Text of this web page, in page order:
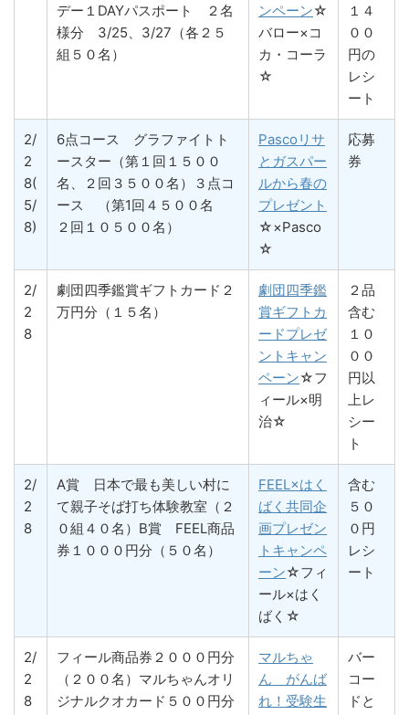
デー１DAYパスポート ２名
様分 3/25、3/27（各２５
組５０名）
ンペーン☆
バロー×コ
カ・コーラ
☆
１４
００
円の
レシ
ート
2/
2
8(
5/
8)
6点コース グラファイトト
ースター（第１回１５００
名、２回３５００名）３点コ
ース （第1回４５００名
２回１０５００名）
Pascoリサ
とガスパー
ルから春の
プレゼント
☆×Pasco
☆
応募
券
2/
2
8
劇団四季鑑賞ギフトカード２
万円分（１５名）
劇団四季鑑
賞ギフトカ
ードプレゼ
ントキャン
ペーン☆フ
ィール×明
治☆
２品
含む
１０
００
円以
上レ
シー
ト
2/
2
8
A賞 日本で最も美しい村に
て親子そば打ち体験教室（２
０組４０名）B賞 FEEL商品
券１０００円分（５０名）
FEEL×はく
ばく共同企
画プレゼン
トキャンペ
ーン☆フィ
ール×はく
ばく☆
含む
５０
０円
レシ
ート
2/
2
8
フィール商品券２０００円分
（２００名）マルちゃんオリ
ジナルクオカード５００円分
マルちゃ
ん がんば
れ！受験生
バー
コー
ドと